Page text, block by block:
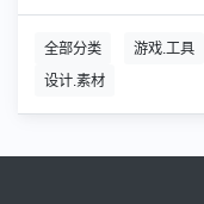
全部分类 游戏.工具
设计.素材